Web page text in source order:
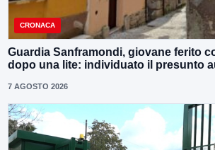
CRONACA
Guardia Sanframondi, giovane ferito
dopo una lite: individuato il presunto
7 AGOSTO 2026